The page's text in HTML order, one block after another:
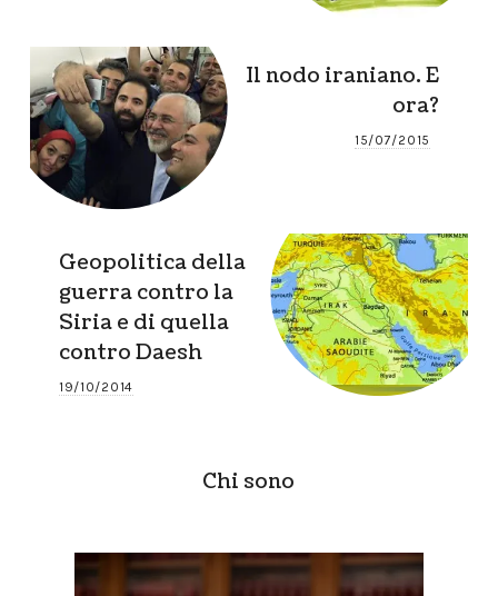
Il nodo iraniano. E
ora?
15/07/2015
Geopolitica della
guerra contro la
Siria e di quella
contro Daesh
19/10/2014
Chi sono